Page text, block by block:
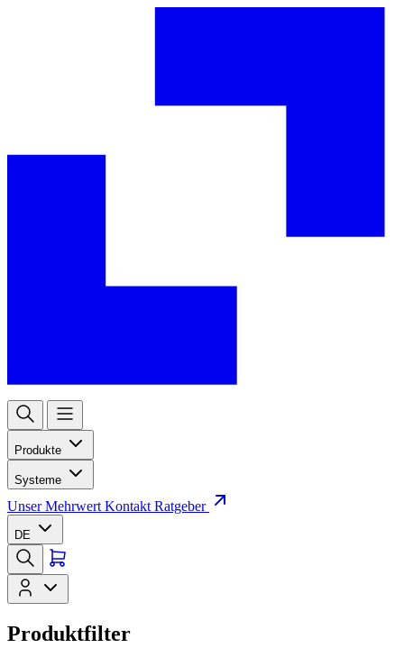
Produkte
Systeme
Unser Mehrwert Kontakt Ratgeber
DE
Produktfilter